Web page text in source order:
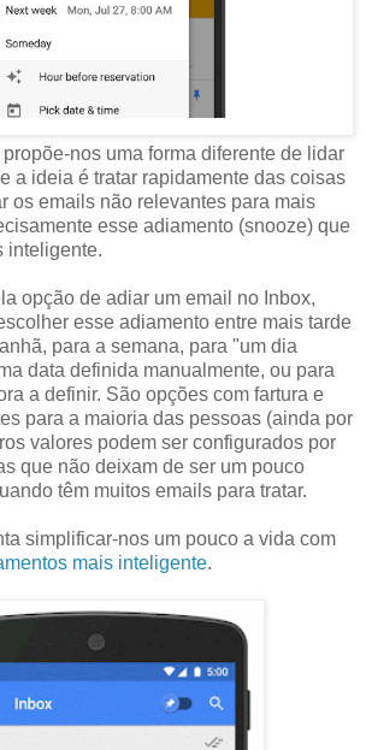
propõe-nos uma forma diferente de lidar
a ideia é tratar rapidamente das coisas
os emails não relevantes para mais
esse adiamento (snooze) que
inteligente.
opção de adiar um email no Inbox,
esse adiamento entre mais tarde
para a semana, para "um dia
data definida manualmente, ou para
a definir. São opções com fartura e
para a maioria das pessoas (ainda por
valores podem ser configurados por
que não deixam de ser um pouco
têm muitos emails para tratar.
simplificar-nos um pouco a vida com
mais inteligente.